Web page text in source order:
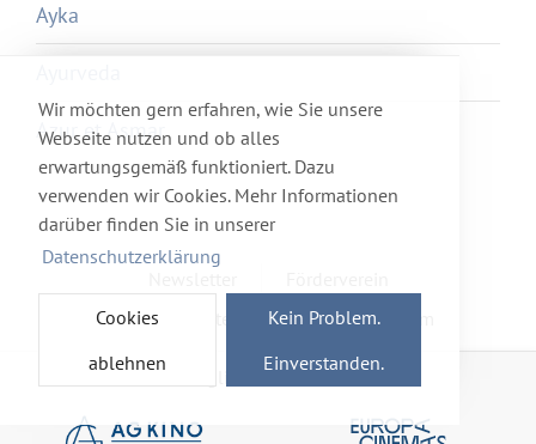
Wir möchten gern erfahren, wie Sie unsere
Webseite nutzen und ob alles
erwartungsgemäß funktioniert. Dazu
verwenden wir Cookies. Mehr Informationen
darüber finden Sie in unserer
Datenschutzerklärung
Cookies
ablehnen
Kein Problem.
Einverstanden.
Ayka
Azur et Asmar
Haftung & Datenschutz
Impressum
Mitglied im Netzwerk